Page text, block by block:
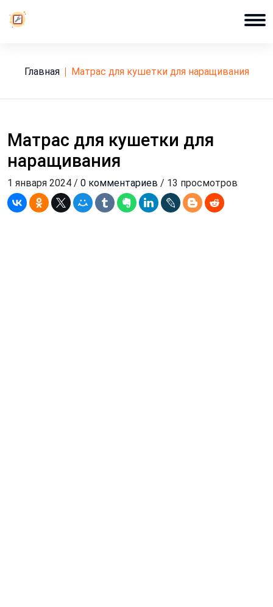
Главная матрас для кушетки для наращивания
Матрас для кушетки для
наращивания
1 января 2024 / 0 комментариев / 13 просмотров